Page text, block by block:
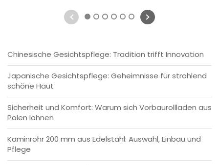
1 2 3 4 5 6
Chinesische Gesichtspflege: Tradition trifft Innovation
Japanische Gesichtspflege: Geheimnisse für strahlend
schöne Haut
Sicherheit und Komfort: Warum sich Vorbaurollladen aus
Polen lohnen
Kaminrohr 200 mm aus Edelstahl: Auswahl, Einbau und
Pflege